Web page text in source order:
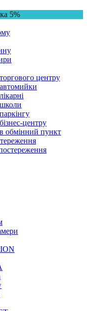
5%
центру
центру
обмінний пункт